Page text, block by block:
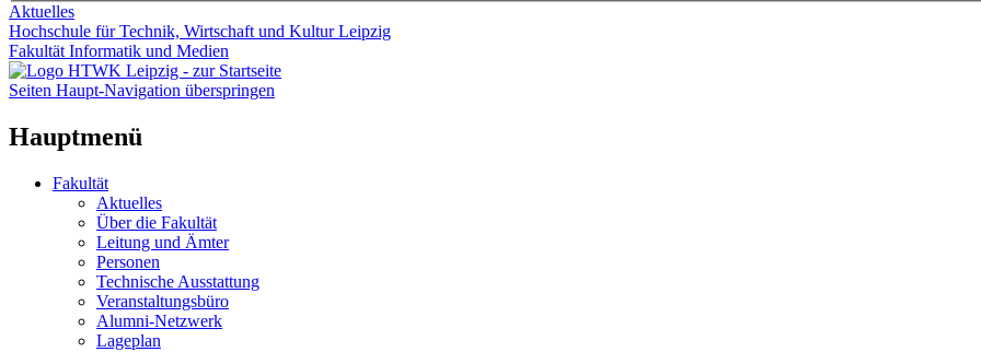
Aktuelles
Hochschule für Technik, Wirtschaft und Kultur Leipzig
Fakultät Informatik und Medien
Seiten Haupt-Navigation überspringen
Hauptmenü
Fakultät
Aktuelles
Über die Fakultät
Leitung und Ämter
Personen
Technische Ausstattung
Veranstaltungsbüro
Alumni-Netzwerk
Lageplan